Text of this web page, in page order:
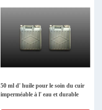
50 ml d' huile pour le soin du cuir
imperméable à l' eau et durable